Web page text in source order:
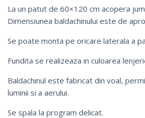
La un patut de 60×120 cm acopera
Dimensiunea baldachinului este de
Se poate monta pe oricare laterala a
Fundita se realizeaza in culoarea
Baldachinul este fabricat din voal,
luminii si a aerului.
Se spala la program delicat.